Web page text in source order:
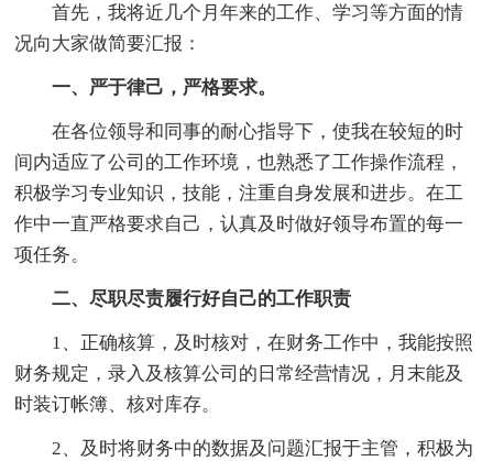
首先，我将近几个月年来的工作、学习等方面的情
况向大家做简要汇报：
一、严于律己，严格要求。
在各位领导和同事的耐心指导下，使我在较短的时
间内适应了公司的工作环境，也熟悉了工作操作流程，
积极学习专业知识，技能，注重自身发展和进步。在工
作中一直严格要求自己，认真及时做好领导布置的每一
项任务。
二、尽职尽责履行好自己的工作职责
1、正确核算，及时核对，在财务工作中，我能按照
财务规定，录入及核算公司的日常经营情况，月末能及
时装订帐簿、核对库存。
2、及时将财务中的数据及问题汇报于主管，积极为